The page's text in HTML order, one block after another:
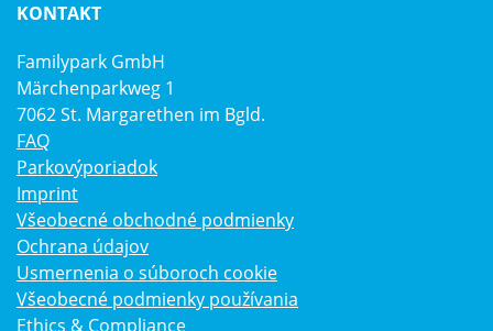
KONTAKT
Familypark GmbH
Märchenparkweg 1
7062 St. Margarethen im Bgld.
FAQ
Parkovýporiadok
Imprint
Všeobecné obchodné podmienky
Ochrana údajov
Usmernenia o súboroch cookie
Všeobecné podmienky používania
Ethics & Compliance